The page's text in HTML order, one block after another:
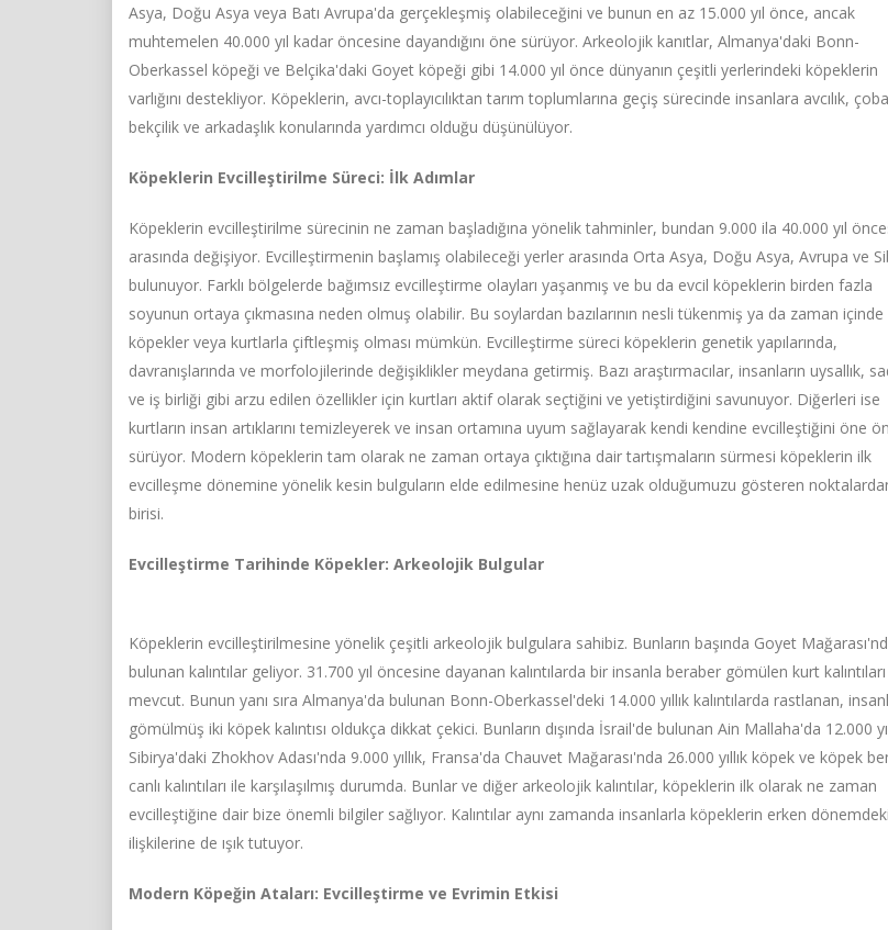
Asya, Doğu Asya veya Batı Avrupa'da gerçekleşmiş olabileceğini ve bunun en az 15.000 yıl önce, ancak
muhtemelen 40.000 yıl kadar öncesine dayandığını öne sürüyor. Arkeolojik kanıtlar, Almanya'daki Bonn-
Oberkassel köpeği ve Belçika'daki Goyet köpeği gibi 14.000 yıl önce dünyanın çeşitli yerlerindeki köpeklerin
varlığını destekliyor. Köpeklerin, avcı-toplayıcılıktan tarım toplumlarına geçiş sürecinde insanlara avcılık,
bekçilik ve arkadaşlık konularında yardımcı olduğu düşünülüyor.
Köpeklerin Evcilleştirilme Süreci: İlk Adımlar
Köpeklerin evcilleştirilme sürecinin ne zaman başladığına yönelik tahminler, bundan 9.000 ila 40.000 yıl
arasında değişiyor. Evcilleştirmenin başlamış olabileceği yerler arasında Orta Asya, Doğu Asya, Avrupa ve
bulunuyor. Farklı bölgelerde bağımsız evcilleştirme olayları yaşanmış ve bu da evcil köpeklerin birden fazla
soyunun ortaya çıkmasına neden olmuş olabilir. Bu soylardan bazılarının nesli tükenmiş ya da zaman
köpekler veya kurtlarla çiftleşmiş olması mümkün. Evcilleştirme süreci köpeklerin genetik yapılarında,
davranışlarında ve morfolojilerinde değişiklikler meydana getirmiş. Bazı araştırmacılar, insanların uysallık,
ve iş birliği gibi arzu edilen özellikler için kurtları aktif olarak seçtiğini ve yetiştirdiğini savunuyor. Diğerleri ise
kurtların insan artıklarını temizleyerek ve insan ortamına uyum sağlayarak kendi kendine evcilleştiğini öne
sürüyor. Modern köpeklerin tam olarak ne zaman ortaya çıktığına dair tartışmaların sürmesi köpeklerin ilk
evcilleşme dönemine yönelik kesin bulguların elde edilmesine henüz uzak olduğumuzu gösteren
birisi.
Evcilleştirme Tarihinde Köpekler: Arkeolojik Bulgular
Köpeklerin evcilleştirilmesine yönelik çeşitli arkeolojik bulgulara sahibiz. Bunların başında Goyet
bulunan kalıntılar geliyor. 31.700 yıl öncesine dayanan kalıntılarda bir insanla beraber gömülen kurt kalıntıları
mevcut. Bunun yanı sıra Almanya'da bulunan Bonn-Oberkassel'deki 14.000 yıllık kalıntılarda rastlanan,
gömülmüş iki köpek kalıntısı oldukça dikkat çekici. Bunların dışında İsrail'de bulunan Ain Mallaha'da 12.000
Sibirya'daki Zhokhov Adası'nda 9.000 yıllık, Fransa'da Chauvet Mağarası'nda 26.000 yıllık köpek ve köpek
canlı kalıntıları ile karşılaşılmış durumda. Bunlar ve diğer arkeolojik kalıntılar, köpeklerin ilk olarak ne zaman
evcilleştiğine dair bize önemli bilgiler sağlıyor. Kalıntılar aynı zamanda insanlarla köpeklerin erken dönemdeki
ilişkilerine de ışık tutuyor.
Modern Köpeğin Ataları: Evcilleştirme ve Evrimin Etkisi